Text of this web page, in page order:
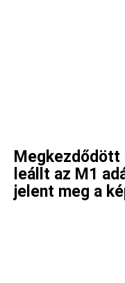
Megkezdődött
leállt az M1
jelent meg a